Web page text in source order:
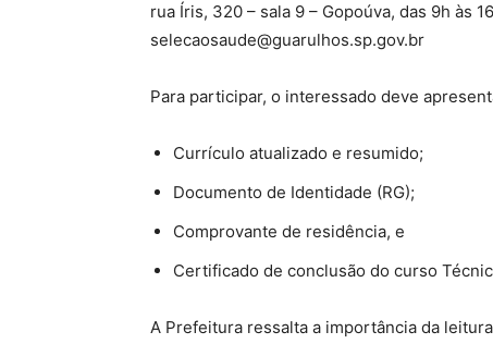
rua Íris, 320 – sala 9 – Gopoúva, das 9h às
selecaosaude@guarulhos.sp.gov.br
Para participar, o interessado deve
Currículo atualizado e resumido;
Documento de Identidade (RG);
Comprovante de residência, e
Certificado de conclusão do curso
A Prefeitura ressalta a importância da